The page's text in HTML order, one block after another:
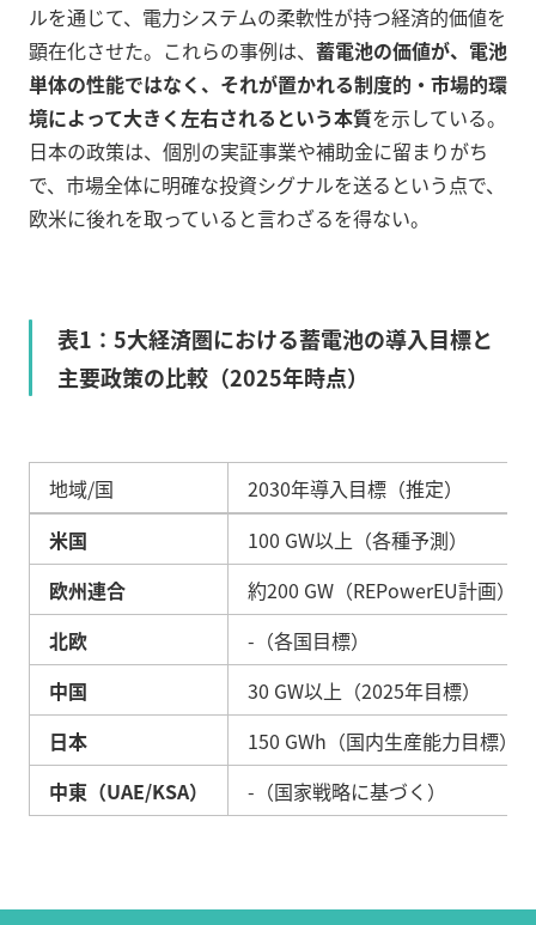
ルを通じて、電力システムの柔軟性が持つ経済的価値を
顕在化させた。これらの事例は、 蓄電池の価値が、電池
単体の性能ではなく、それが置かれる制度的・市場的環
境によって大きく左右されるという本質を示している。
日本の政策は、個別の実証事業や補助金に留まりがち
で、市場全体に明確な投資シグナルを送るという点で、
欧米に後れを取っていると言わざるを得ない。
表1：5大経済圏における蓄電池の導入目標と
主要政策の比較（2025年時点）
地域/国
2030年導入目標（推定）
米国
100 GW以上（各種予測）
欧州連合
約200 GW（REPowerEU計画）
北欧
-（各国目標）
中国
30 GW以上（2025年目標）
日本
150 GWh（国内生産能力目標）
中東（UAE/KSA）
-（国家戦略に基づく）